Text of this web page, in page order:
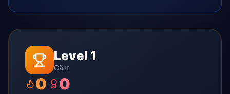
Level 1
Gäst
0 0